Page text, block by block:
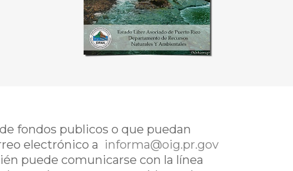
fondos publicos o que puedan
electrónico a informa@oig.pr.gov
puede comunicarse con la línea